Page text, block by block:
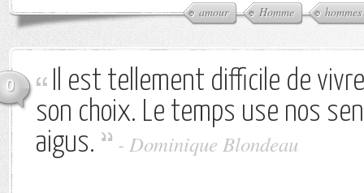
amour Homme hommes
0
Il est tellement difficile de
son choix. Le temps use nos
aigus.
- Dominique Blondeau